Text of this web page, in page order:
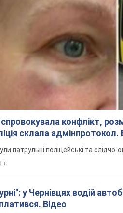
спровокувала конфлікт,
склала адмінпротокол.
патрульні поліцейські та слідчо-
т.
у Чернівцях водій
Відео